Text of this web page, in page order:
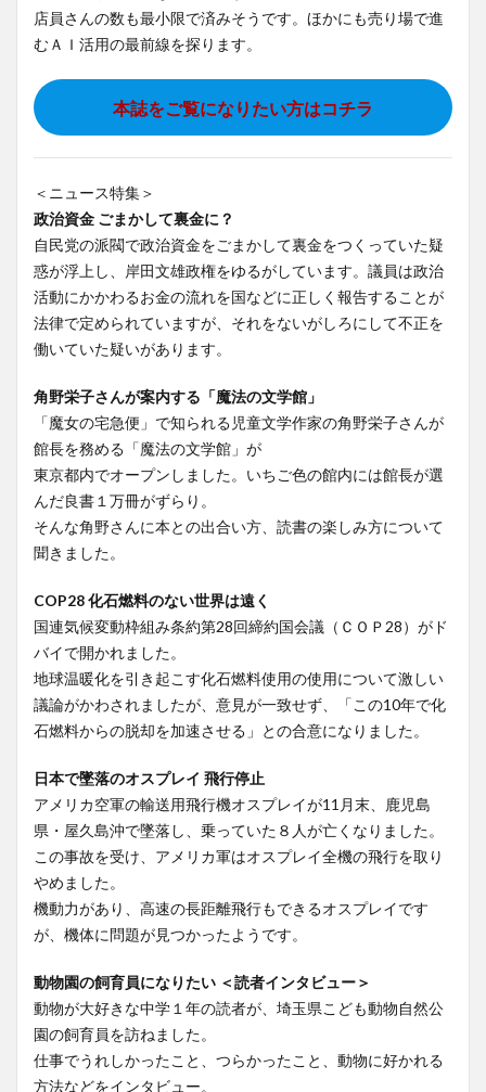
店員さんの数も最小限で済みそうです。ほかにも売り場で進
むＡＩ活用の最前線を探ります。
本誌をご覧になりたい方はコチラ
＜ニュース特集＞
政治資金 ごまかして裏金に？
自民党の派閥で政治資金をごまかして裏金をつくっていた疑
惑が浮上し、岸田文雄政権をゆるがしています。議員は政治
活動にかかわるお金の流れを国などに正しく報告することが
法律で定められていますが、それをないがしろにして不正を
働いていた疑いがあります。
角野栄子さんが案内する「魔法の文学館」
「魔女の宅急便」で知られる児童文学作家の角野栄子さんが
館長を務める「魔法の文学館」が
東京都内でオープンしました。いちご色の館内には館長が選
んだ良書１万冊がずらり。
そんな角野さんに本との出合い方、読書の楽しみ方について
聞きました。
COP28 化石燃料のない世界は遠く
国連気候変動枠組み条約第28回締約国会議（ＣＯＰ28）がド
バイで開かれました。
地球温暖化を引き起こす化石燃料使用の使用について激しい
議論がかわされましたが、意見が一致せず、「この10年で化
石燃料からの脱却を加速させる」との合意になりました。
日本で墜落のオスプレイ 飛行停止
アメリカ空軍の輸送用飛行機オスプレイが11月末、鹿児島
県・屋久島沖で墜落し、乗っていた８人が亡くなりました。
この事故を受け、アメリカ軍はオスプレイ全機の飛行を取り
やめました。
機動力があり、高速の長距離飛行もできるオスプレイです
が、機体に問題が見つかったようです。
動物園の飼育員になりたい ＜読者インタビュー＞
動物が大好きな中学１年の読者が、埼玉県こども動物自然公
園の飼育員を訪ねました。
仕事でうれしかったこと、つらかったこと、動物に好かれる
方法などをインタビュー。